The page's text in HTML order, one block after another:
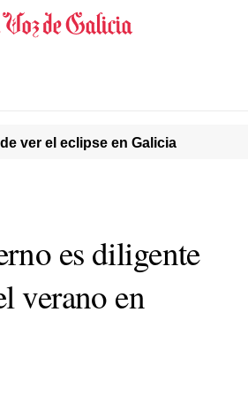
ver el eclipse en Galicia
es diligente
verano en